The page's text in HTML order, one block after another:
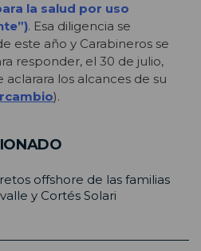
la salud por uso
. Esa diligencia se
este año y Carabineros se
responder, el 30 de julio,
los alcances de su
).
offshore de las familias
y Cortés Solari